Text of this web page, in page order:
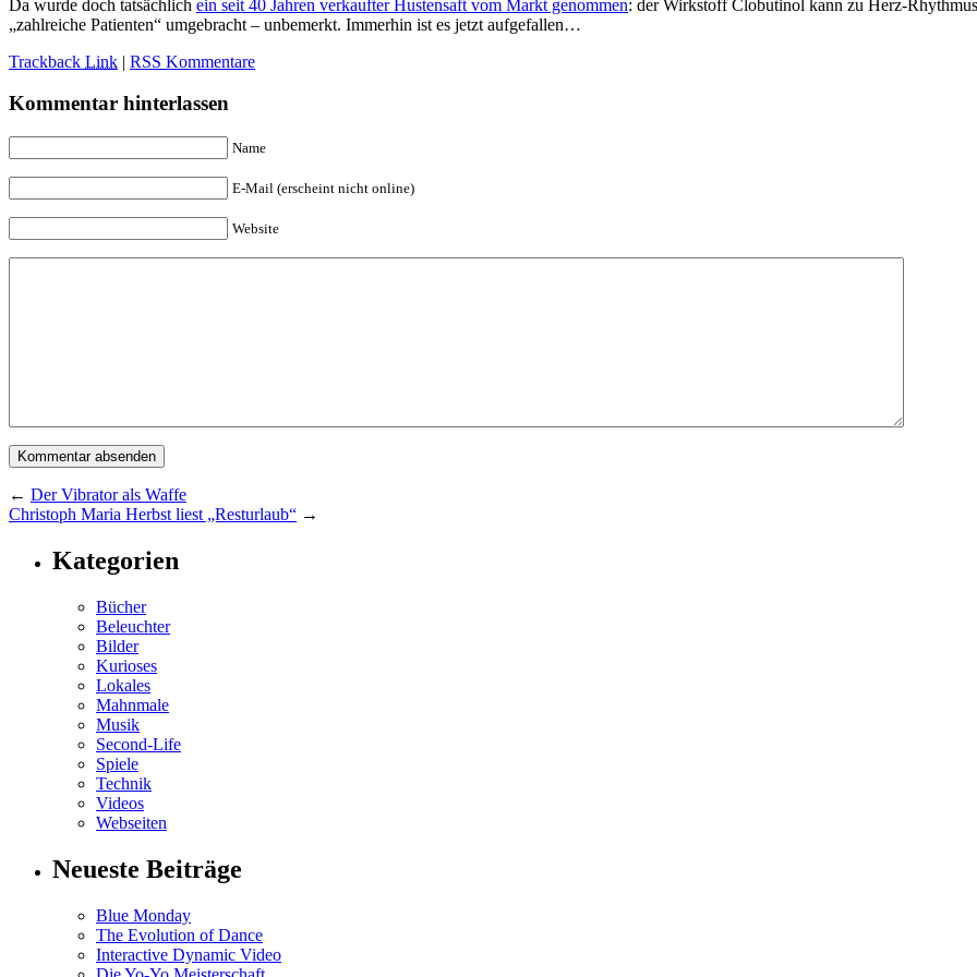
Da wurde doch tatsächlich ein seit 40 Jahren verkaufter Hustensaft vom Markt genommen: der Wirkstoff Clobutinol kann zu Herz-
„zahlreiche Patienten“ umgebracht – unbemerkt. Immerhin ist es jetzt aufgefallen…
Trackback Link | RSS Kommentare
Kommentar hinterlassen
Name
E-Mail (erscheint nicht online)
Website
← Der Vibrator als Waffe
Christoph Maria Herbst liest „Resturlaub“ →
Kategorien
Bücher
Beleuchter
Bilder
Kurioses
Lokales
Mahnmale
Musik
Second-Life
Spiele
Technik
Videos
Webseiten
Neueste Beiträge
Blue Monday
The Evolution of Dance
Interactive Dynamic Video